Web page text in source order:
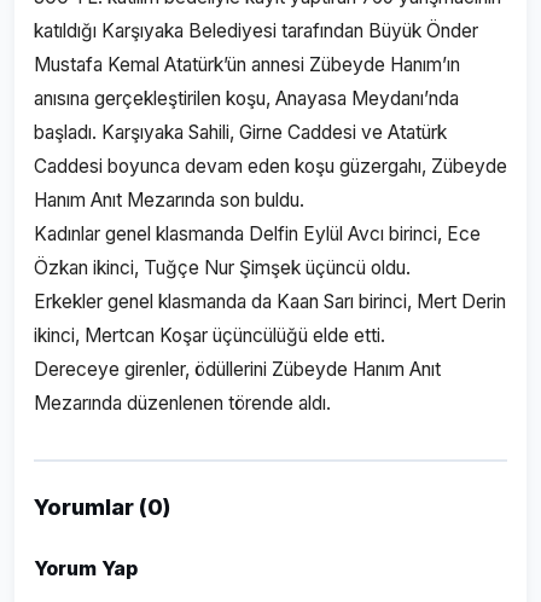
katıldığı Karşıyaka Belediyesi tarafından Büyük Önder
Mustafa Kemal Atatürk’ün annesi Zübeyde Hanım’ın
anısına gerçekleştirilen koşu, Anayasa Meydanı’nda
başladı. Karşıyaka Sahili, Girne Caddesi ve Atatürk
Caddesi boyunca devam eden koşu güzergahı, Zübeyde
Hanım Anıt Mezarında son buldu.
Kadınlar genel klasmanda Delfin Eylül Avcı birinci, Ece
Özkan ikinci, Tuğçe Nur Şimşek üçüncü oldu.
Erkekler genel klasmanda da Kaan Sarı birinci, Mert Derin
ikinci, Mertcan Koşar üçüncülüğü elde etti.
Dereceye girenler, ödüllerini Zübeyde Hanım Anıt
Mezarında düzenlenen törende aldı.
Yorumlar (0)
Yorum Yap